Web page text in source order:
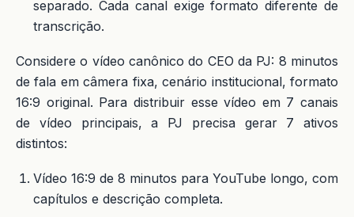
separado. Cada canal exige formato diferente de
transcrição.
Considere o vídeo canônico do CEO da PJ: 8 minutos
de fala em câmera fixa, cenário institucional, formato
16:9 original. Para distribuir esse vídeo em 7 canais
de vídeo principais, a PJ precisa gerar 7 ativos
distintos:
Vídeo 16:9 de 8 minutos para YouTube longo, com
capítulos e descrição completa.